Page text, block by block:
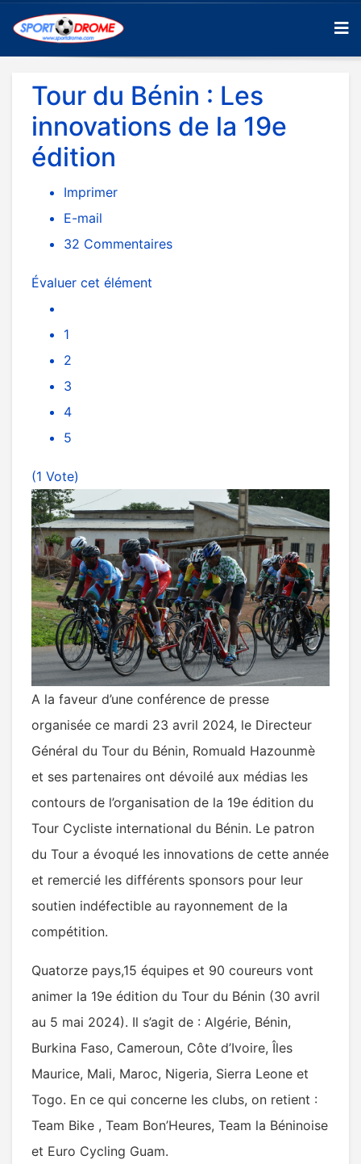
Tour du Bénin : Les
innovations de la 19e
édition
Imprimer
E-mail
32 Commentaires
Évaluer cet élément
1
2
3
4
5
(1 Vote)
A la faveur d’une conférence de presse
organisée ce mardi 23 avril 2024, le Directeur
Général du Tour du Bénin, Romuald Hazounmè
et ses partenaires ont dévoilé aux médias les
contours de l’organisation de la 19e édition du
Tour Cycliste international du Bénin. Le patron
du Tour a évoqué les innovations de cette année
et remercié les différents sponsors pour leur
soutien indéfectible au rayonnement de la
compétition.
Quatorze pays,15 équipes et 90 coureurs vont
animer la 19e édition du Tour du Bénin (30 avril
au 5 mai 2024). Il s’agit de : Algérie, Bénin,
Burkina Faso, Cameroun, Côte d’Ivoire, Îles
Maurice, Mali, Maroc, Nigeria, Sierra Leone et
Togo. En ce qui concerne les clubs, on retient :
Team Bike , Team Bon’Heures, Team la Béninoise
et Euro Cycling Guam.